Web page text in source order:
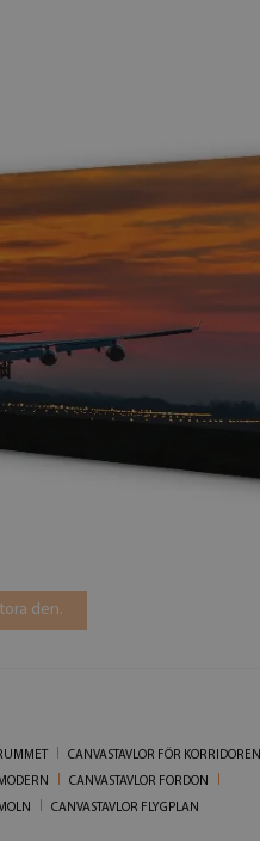
den.
CANVASTAVLOR FÖR KORRIDOREN
CANVASTAVLOR FORDON
CANVASTAVLOR FLYGPLAN